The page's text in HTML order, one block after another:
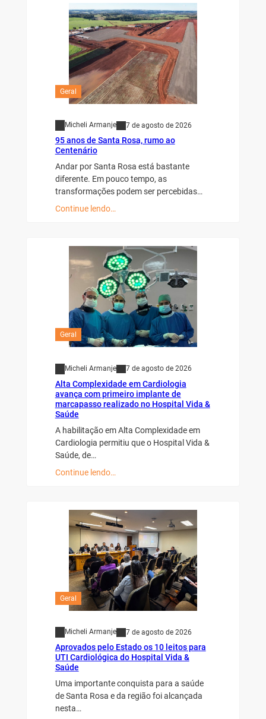
Geral
Micheli Armanje 7 de agosto de 2026
95 anos de Santa Rosa, rumo ao
Centenário
Andar por Santa Rosa está bastante
diferente. Em pouco tempo, as
transformações podem ser percebidas…
Continue lendo…
Geral
Micheli Armanje 7 de agosto de 2026
Alta Complexidade em Cardiologia
avança com primeiro implante de
marcapasso realizado no Hospital Vida &
Saúde
A habilitação em Alta Complexidade em
Cardiologia permitiu que o Hospital Vida &
Saúde, de…
Continue lendo…
Geral
Micheli Armanje 7 de agosto de 2026
Aprovados pelo Estado os 10 leitos para
UTI Cardiológica do Hospital Vida &
Saúde
Uma importante conquista para a saúde
de Santa Rosa e da região foi alcançada
nesta…